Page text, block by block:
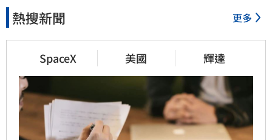
熱搜新聞 更多
SpaceX 美國 輝達